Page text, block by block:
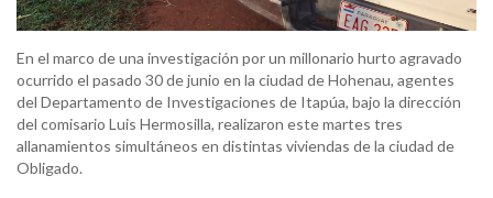
En el marco de una investigación por un millonario hurto agravado
ocurrido el pasado 30 de junio en la ciudad de Hohenau, agentes
del Departamento de Investigaciones de Itapúa, bajo la dirección
del comisario Luis Hermosilla, realizaron este martes tres
allanamientos simultáneos en distintas viviendas de la ciudad de
Obligado.